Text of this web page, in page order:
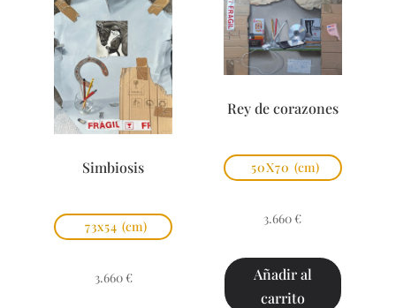
Simbiosis
73x54 (cm)
3.660 €
Rey de corazones
50X70 (cm)
3.660 €
Añadir al
carrito